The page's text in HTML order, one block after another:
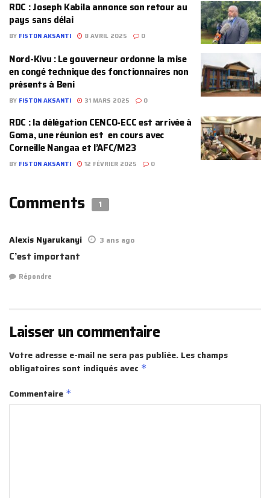
RDC : Joseph Kabila annonce son retour au
pays sans délai
BY FISTON AKSANTI 8 AVRIL 2025 0
Nord-Kivu : Le gouverneur ordonne la mise
en congé technique des fonctionnaires non
présents à Beni
BY FISTON AKSANTI 31 MARS 2025 0
RDC : la délégation CENCO-ECC est arrivée à
Goma, une réunion est en cours avec
Corneille Nangaa et l’AFC/M23
BY FISTON AKSANTI 12 FÉVRIER 2025 0
Comments 1
Alexis Nyarukanyi 3 ans ago
C’est important
Répondre
Laisser un commentaire
Votre adresse e-mail ne sera pas publiée. Les champs
obligatoires sont indiqués avec *
Commentaire *